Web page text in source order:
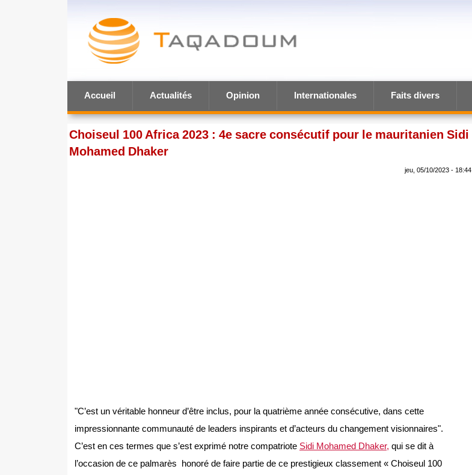
Accueil Actualités Opinion Internationales Faits divers
Choiseul 100 Africa 2023 : 4e sacre consécutif pour le mauritanien Sidi
Mohamed Dhaker
jeu, 05/10/2023 - 18:44
"C’est un véritable honneur d’être inclus, pour la quatrième année consécutive, dans cette
impressionnante communauté de leaders inspirants et d’acteurs du changement visionnaires".
C’est en ces termes que s’est exprimé notre compatriote Sidi Mohamed Dhaker, qui se dit à
l’occasion de ce palmarès honoré de faire partie de ce prestigieux classement « Choiseul 100